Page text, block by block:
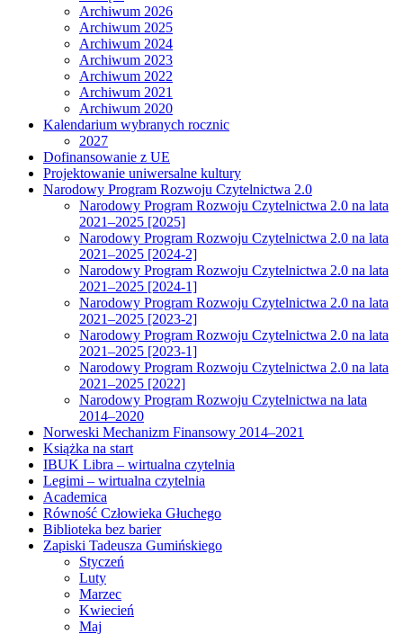
Archiwum 2026
Archiwum 2025
Archiwum 2024
Archiwum 2023
Archiwum 2022
Archiwum 2021
Archiwum 2020
Kalendarium wybranych rocznic
2027
Dofinansowanie z UE
Projektowanie uniwersalne kultury
Narodowy Program Rozwoju Czytelnictwa 2.0
Narodowy Program Rozwoju Czytelnictwa 2.0 na lata
2021–2025 [2025]
Narodowy Program Rozwoju Czytelnictwa 2.0 na lata
2021–2025 [2024-2]
Narodowy Program Rozwoju Czytelnictwa 2.0 na lata
2021–2025 [2024-1]
Narodowy Program Rozwoju Czytelnictwa 2.0 na lata
2021–2025 [2023-2]
Narodowy Program Rozwoju Czytelnictwa 2.0 na lata
2021–2025 [2023-1]
Narodowy Program Rozwoju Czytelnictwa 2.0 na lata
2021–2025 [2022]
Narodowy Program Rozwoju Czytelnictwa na lata
2014–2020
Norweski Mechanizm Finansowy 2014–2021
Książka na start
IBUK Libra – wirtualna czytelnia
Legimi – wirtualna czytelnia
Academica
Równość Człowieka Głuchego
Biblioteka bez barier
Zapiski Tadeusza Gumińskiego
Styczeń
Luty
Marzec
Kwiecień
Maj